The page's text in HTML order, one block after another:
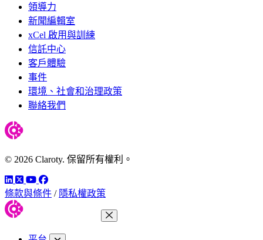
領導力
新聞編輯室
xCel 啟用與訓練
信託中心
客戶體驗
事件
環境、社會和治理政策
聯絡我們
© 2026 Claroty. 保留所有權利。
LinkedIn
TwitterYouTube
Facebook
條款與條件 / 隱私權政策